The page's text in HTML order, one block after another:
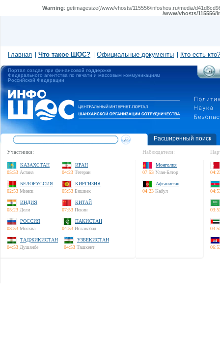
Warning: getimagesize(/www/vhosts/115556/infoshos.ru/media/
/www/vhosts/
Главная Что такое ШОС? Официальные документы Кто есть кто?
Портал создан при финансовой поддержке
Федерального агентства по печати и массовым коммуникациям
Российской Федерации
Расширенный поиск
Участники:
КАЗАХСТАН
05:53 Астана
ИРАН
04:23 Тегеран
БЕЛОРУССИЯ
02:53 Минск
КИРГИЗИЯ
05:53 Бишкек
ИНДИЯ
05:23 Дели
КИТАЙ
07:53 Пекин
РОССИЯ
03:53 Москва
ПАКИСТАН
04:53 Исламабад
ТАДЖИКИСТАН
04:53 Душанбе
УЗБЕКИСТАН
04:53 Ташкент
Наблюдатели:
Монголия
07:53 Улан-Батор
Афганистан
04:23 Кабул